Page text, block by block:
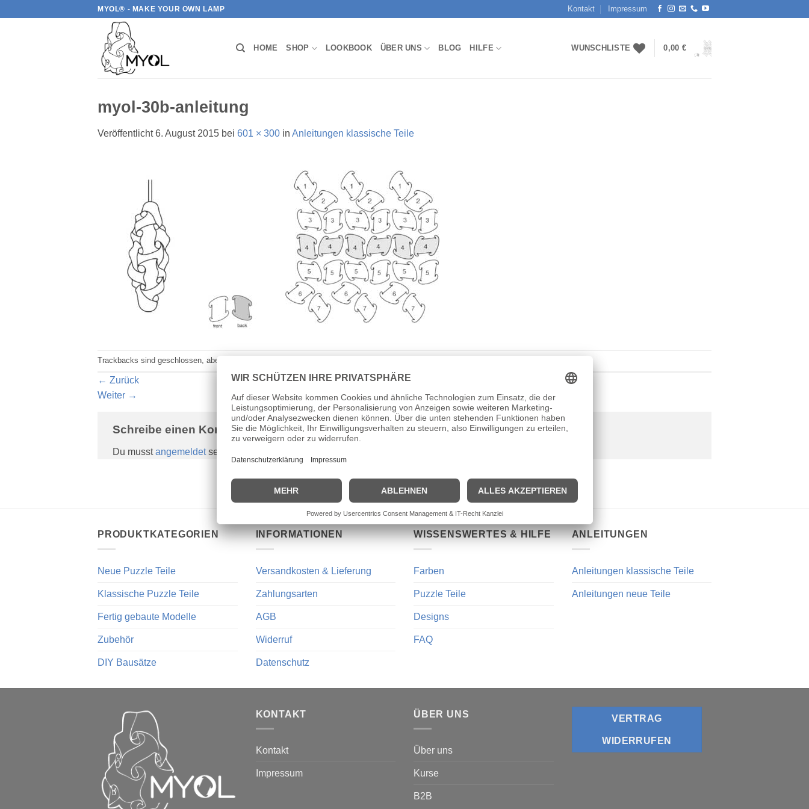
MYOL® - MAKE YOUR OWN LAMP Kontakt Impressum
HOME SHOP LOOKBOOK ÜBER UNS BLOG HILFE WUNSCHLISTE 0,00 €
myol-30b-anleitung
Veröffentlicht6. August 2015 bei 601 × 300 in Anleitungen klassische Teile
Trackbacks sind geschlossen, aber du kannst einen
← Zurück
Weiter →
Schreibe einen Kommentar
Du musstangemeldetsein, um einen Kommentar abzugeben.
PRODUKTKATEGORIEN
Neue Puzzle Teile
Klassische Puzzle Teile
Fertig gebaute Modelle
Zubehör
DIY Bausätze
INFORMATIONEN
Versandkosten & Lieferung
Zahlungsarten
AGB
Widerruf
Datenschutz
WISSENSWERTES & HILFE
Farben
Puzzle Teile
Designs
FAQ
ANLEITUNGEN
Anleitungen klassische Teile
Anleitungen neue Teile
KONTAKT
Kontakt
Impressum
ÜBER UNS
Über uns
Kurse
B2B
VERTRAG
WIDERRUFEN